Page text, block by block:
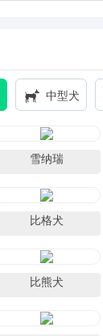
中型犬
雪纳瑞
比格犬
比熊犬